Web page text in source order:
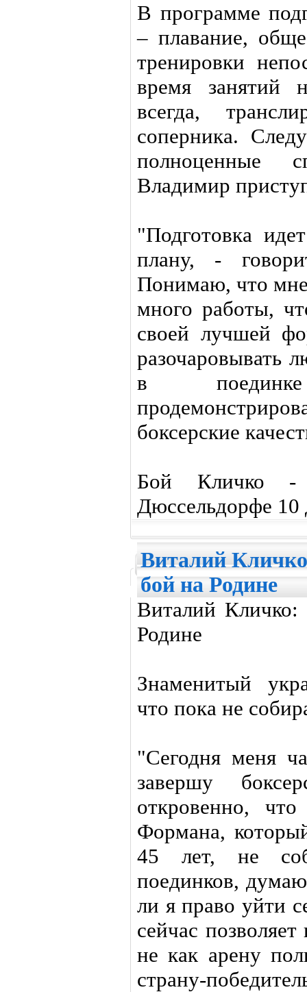
В программе
– плавание,
тренировки
время занятий
всегда,
соперника.
полноценные
Владимир
"Подготовка
плану, -
Понимаю, что мне
много работы,
своей лучшей
разочаровывать
в
боксерские
Бой Кличко -
Дюссельдорфе 10
Виталий
бой на Родине
Виталий
Родине
Знаменитый
что пока не
"Сегодня меня
завершу
откровенно,
Формана,
45 лет, не
поединков,
ли я право уйти
сейчас
не как арену
страну-